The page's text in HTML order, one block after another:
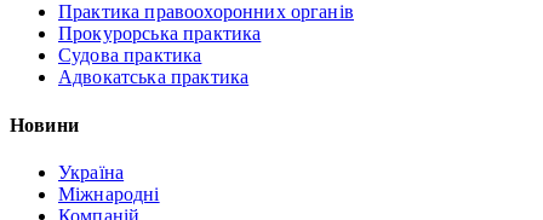
Практика правоохоронних органів
Прокурорська практика
Судова практика
Адвокатська практика
Новини
Україна
Міжнародні
Компаній